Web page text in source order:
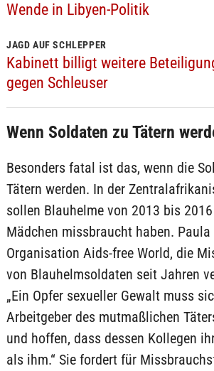
Wende in Libyen-Politik
JAGD AUF SCHLEPPER
Kabinett billigt weitere
gegen Schleuser
Wenn Soldaten zu Tätern
Besonders fatal ist das, wenn die
Tätern werden. In der
sollen Blauhelme von 2013 bis
Mädchen missbraucht haben.
Organisation Aids-free World, die
von Blauhelmsoldaten seit Jahren
„Ein Opfer sexueller Gewalt muss
Arbeitgeber des mutmaßlichen
und hoffen, dass dessen Kollegen
als ihm.“ Sie fordert für